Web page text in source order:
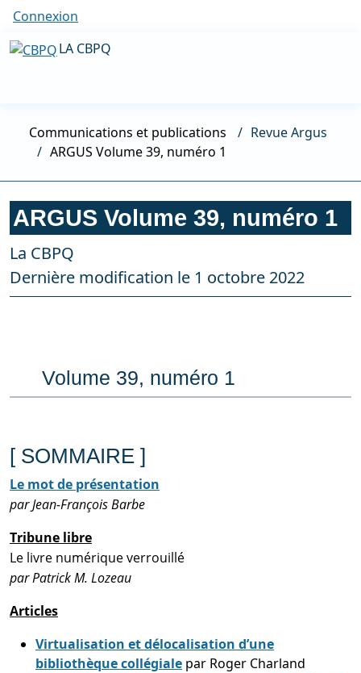
Connexion
LA CBPQ
Communications et publications
Revue Argus
ARGUS Volume 39, numéro 1
ARGUS Volume 39, numéro 1
La CBPQ
Dernière modification le 1 octobre 2022
Volume 39, numéro 1
[ SOMMAIRE ]
Le mot de présentation
par Jean-François Barbe
Tribune libre
Le livre numérique verrouillé
par Patrick M. Lozeau
Articles
Virtualisation et délocalisation d’une
bibliothèque collégiale par Roger Charland